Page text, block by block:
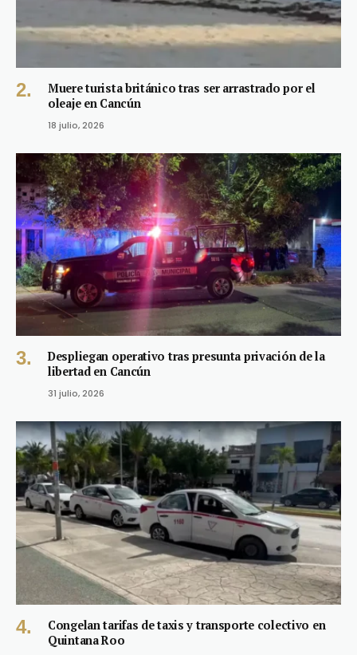
Muere turista británico tras ser arrastrado por el
oleaje en Cancún
18 julio, 2026
Despliegan operativo tras presunta privación de la
libertad en Cancún
31 julio, 2026
Congelan tarifas de taxis y transporte colectivo en
Quintana Roo